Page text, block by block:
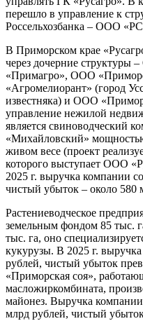
перешло в управление к
Россельхозбанка – ООО
В Приморском крае
через дочерние
«Примагро», ООО
«Агромелиорант» (город
известняка) и ООО
управление нежилой
является свиноводческий
«Михайловский»
живом весе (проект
которого выступает ООО
2025 г. выручка компании
чистый убыток – около 580
Растениеводческое
земельным фондом 85 тыс.
тыс. га, оно
кукурузы. В 2025 г.
рублей, чистый убыток
«Приморская соя»,
масложиркомбината,
майонез. Выручка компании
млрд рублей, чистый